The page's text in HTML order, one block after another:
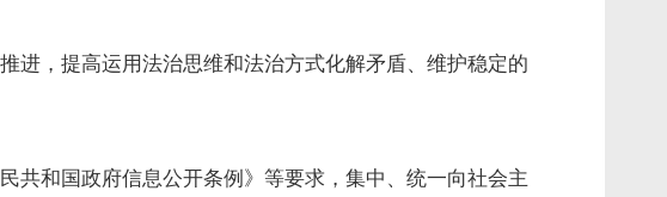
进，提高运用法治思维和法治方式化解矛盾、维护稳定的
共和国政府信息公开条例》等要求，集中、统一向社会主